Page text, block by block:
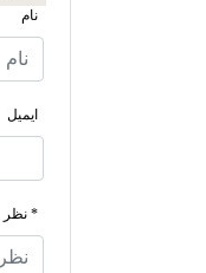
نام
ایمیل
* نظر